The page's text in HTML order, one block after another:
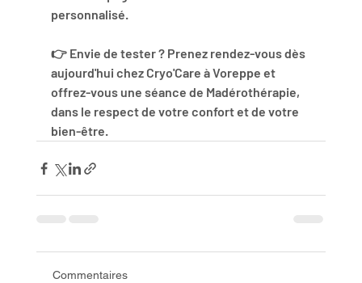
personnalisé.
👉 Envie de tester ? Prenez rendez-vous dès
aujourd'hui chez Cryo'Care à Voreppe et
offrez-vous une séance de Madérothérapie,
dans le respect de votre confort et de votre
bien-être.
Commentaires